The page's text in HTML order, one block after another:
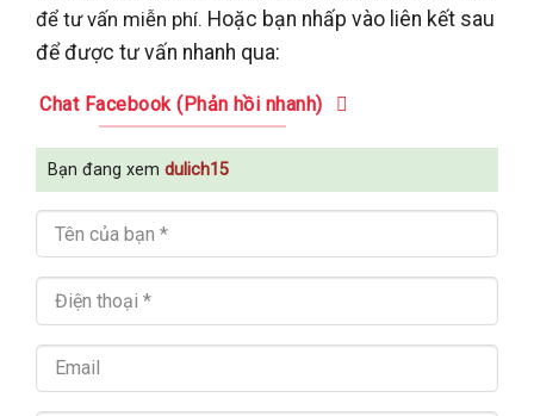
để tư vấn miễn phí. Hoặc bạn nhấp vào liên kết sau
để được tư vấn nhanh qua:
Chat Facebook (Phản hồi nhanh)
Bạn đang xem dulich15